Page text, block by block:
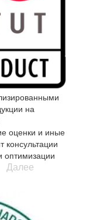
тепло
его и
на
оценки и иные
консультации
оптимизации
натуральный
85%
Далее